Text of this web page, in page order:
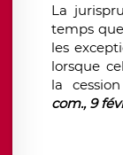
La
temps
les
lorsque
la
com., 9